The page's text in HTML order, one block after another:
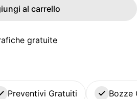
al carrello
gratuite
Preventivi Gratuiti Bozze